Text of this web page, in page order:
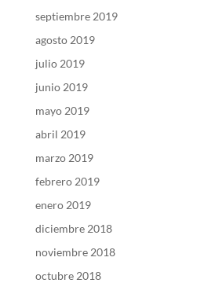
septiembre 2019
agosto 2019
julio 2019
junio 2019
mayo 2019
abril 2019
marzo 2019
febrero 2019
enero 2019
diciembre 2018
noviembre 2018
octubre 2018